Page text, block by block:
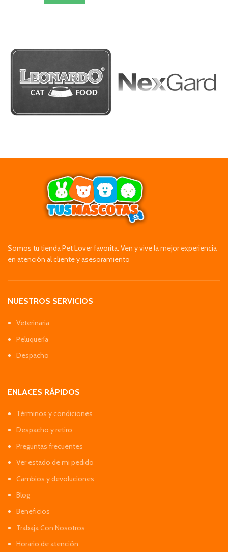
Somos tu tienda Pet Lover favorita. Ven y vive la mejor experiencia
en atención al cliente y asesoramiento
NUESTROS SERVICIOS
Veterinaria
Peluquería
Despacho
ENLACES RÁPIDOS
Términos y condiciones
Despacho y retiro
Preguntas frecuentes
Ver estado de mi pedido
Cambios y devoluciones
Blog
Beneficios
Trabaja Con Nosotros
Horario de atención